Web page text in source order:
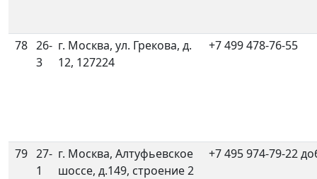
78 26-
3
г. Москва, ул. Грекова, д.
12, 127224
+7 499 478-76-55
79 27-
1
г. Москва, Алтуфьевское
шоссе, д.149, строение 2
+7 495 974-79-22